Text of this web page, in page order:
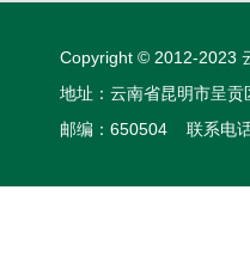
Copyright © 2012-
地址：云南省昆明市呈
邮编：650504 联系电